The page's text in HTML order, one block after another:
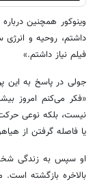
وینوکور همچنین
داشتم، روحیه و
فیلم نیاز داشتم.»
جولی در پاسخ به این
«فکر می‌کنم امروز
نیست، بلکه نوعی
یا فاصله گرفتن از
او سپس به زندگی
بالاخره بازگشته